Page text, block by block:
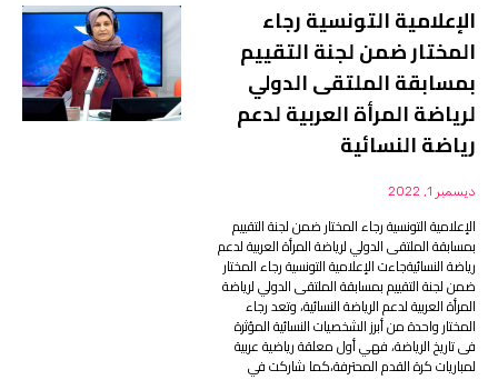
الإعلامية التونسية رجاء
المختار ضمن لجنة التقييم
بمسابقة الملتقى الدولي
لرياضة المرأة العربية لدعم
رياضة النسائية
ديسمبر 1, 2022
الإعلامية التونسية رجاء المختار ضمن لجنة التقييم
بمسابقة الملتقى الدولي لرياضة المرأة العربية لدعم
رياضة النسائيةجاءت الإعلامية التونسية رجاء المختار
ضمن لجنة التقييم بمسابقة الملتقى الدولي لرياضة
المرأة العربية لدعم الرياضة النسائية، وتعد رجاء
المختار واحدة من أبرز الشخصيات النسائية المؤثرة
فى تاريخ الرياضة، فهي أول معلقة رياضية عربية
لمباريات كرة القدم المحترفة،كما شاركت في